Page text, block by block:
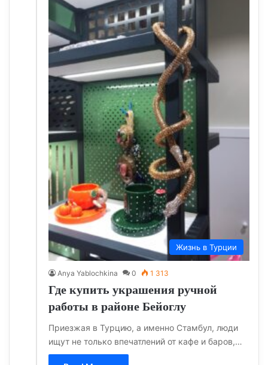
Жизнь в Турции
Anya Yablochkina 0 1 313
Где купить украшения ручной
работы в районе Бейоглу
Приезжая в Турцию, а именно Стамбул, люди
ищут не только впечатлений от кафе и баров,…